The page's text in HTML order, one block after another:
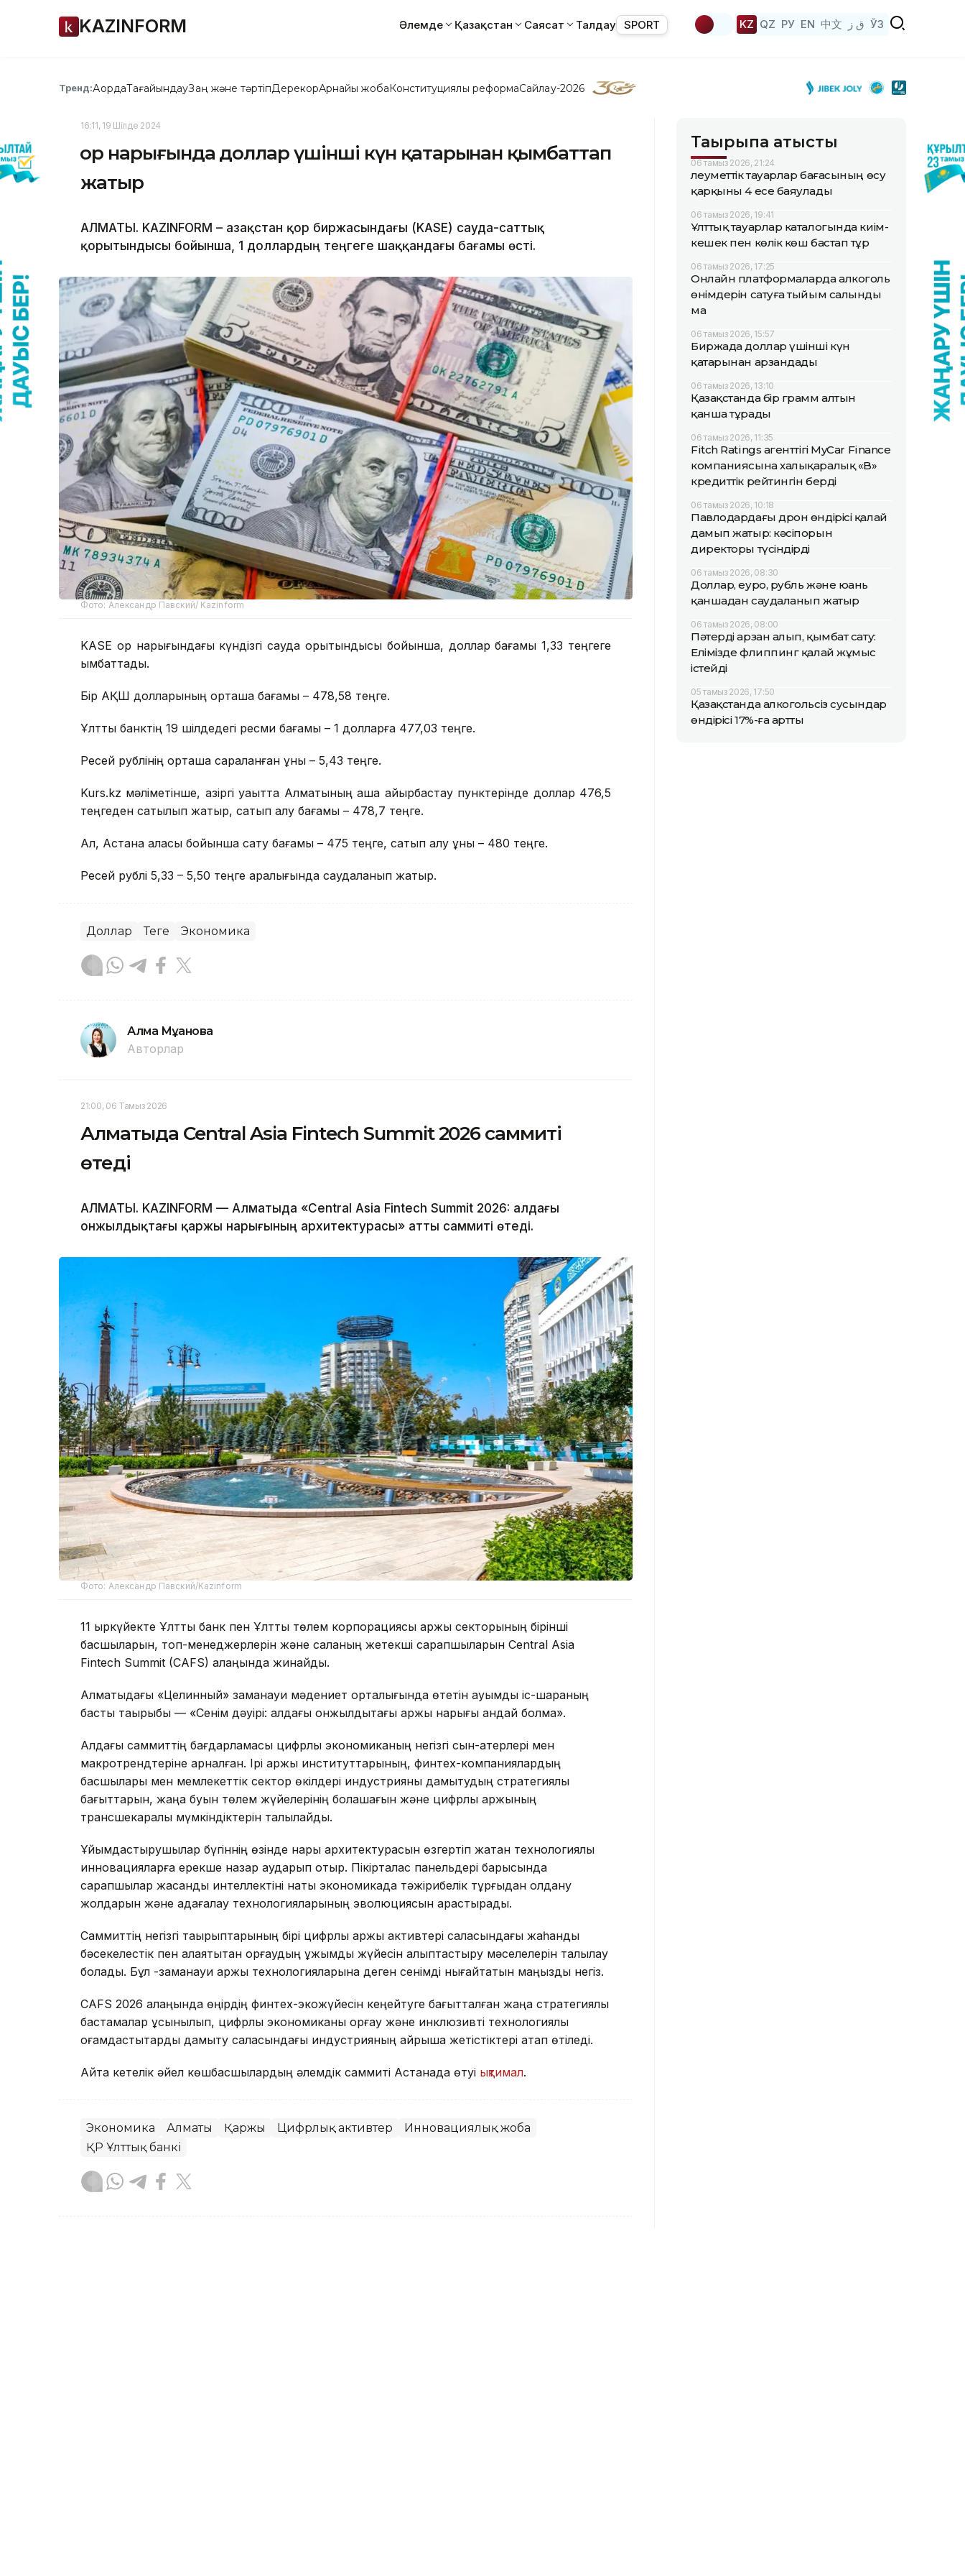
KAZINFORM Әлемде Қазақстан Саясат Талдау SPORT KZ QZ РУ EN 中文 ق ز ЎЗ
Тренд:АқордаТағайындауЗаң және тәртіпДерекқорАрнайы жобаКонституциялық реформаСайлау-2026
16:11, 19 Шілде 2024
Қор нарығында доллар үшінші күн қатарынан қымбаттап
жатыр
АЛМАТЫ. KAZINFORM – Қазақстан қор биржасындағы (KASE) сауда-саттық
қорытындысы бойынша, 1 доллардың теңгеге шаққандағы бағамы өсті.
Фото: Александр Павский/ Kazinform
KASE қор нарығындағы күндізгі сауда қорытындысы бойынша, доллар бағамы 1,33 теңгеге
қымбаттады.
Бір АҚШ долларының орташа бағамы – 478,58 теңге.
Ұлттық банктің 19 шілдедегі ресми бағамы – 1 долларға 477,03 теңге.
Ресей рублінің орташа сараланған құны – 5,43 теңге.
Kurs.kz мәліметінше, қазіргі уақытта Алматының ақша айырбастау пунктерінде доллар 476,5
теңгеден сатылып жатыр, сатып алу бағамы – 478,7 теңге.
Ал, Астана қаласы бойынша сату бағамы – 475 теңге, сатып алу құны – 480 теңге.
Ресей рублі 5,33 – 5,50 теңге аралығында саудаланып жатыр.
Доллар Теңге Экономика
Алма Мұқанова
Авторлар
21:00, 06 Тамыз 2026
Алматыда Central Asia Fintech Summit 2026 саммиті
өтеді
АЛМАТЫ. KAZINFORM — Алматыда «Central Asia Fintech Summit 2026: алдағы
онжылдықтағы қаржы нарығының архитектурасы» атты саммиті өтеді.
Фото: Александр Павский/Kazinform
11 қыркүйекте Ұлттық банк пен Ұлттық төлем корпорациясы қаржы секторының бірінші
басшыларын, топ-менеджерлерін және саланың жетекші сарапшыларын Central Asia
Fintech Summit (CAFS) алаңында жинайды.
Алматыдағы «Целинный» заманауи мәдениет орталығында өтетін ауқымды іс-шараның
басты тақырыбы — «Сенім дәуірі: алдағы онжылдықтағы қаржы нарығы қандай болмақ».
Алдағы саммиттің бағдарламасы цифрлық экономиканың негізгі сын-қатерлері мен
макротрендтеріне арналған. Ірі қаржы институттарының, финтех-компаниялардың
басшылары мен мемлекеттік сектор өкілдері индустрияны дамытудың стратегиялық
бағыттарын, жаңа буын төлем жүйелерінің болашағын және цифрлық қаржының
трансшекаралық мүмкіндіктерін талқылайды.
Ұйымдастырушылар бүгіннің өзінде нарық архитектурасын өзгертіп жатқан технологиялық
инновацияларға ерекше назар аударып отыр. Пікірталас панельдері барысында
сарапшылар жасанды интеллектіні нақты экономикада тәжірибелік тұрғыдан қолдану
жолдарын және қадағалау технологияларының эволюциясын қарастырады.
Саммиттің негізгі тақырыптарының бірі цифрлық қаржы активтері саласындағы жаһандық
бәсекелестік пен алаяқтықтан қорғаудың ұжымдық жүйесін қалыптастыру мәселелерін талқылау
болады. Бұл -заманауи қаржы технологияларына деген сенімді нығайтатын маңызды негіз.
CAFS 2026 алаңында өңірдің финтех-экожүйесін кеңейтуге бағытталған жаңа стратегиялық
бастамалар ұсынылып, цифрлық экономиканы қорғау және инклюзивті технологиялық
қоғамдастықтарды дамыту саласындағы индустрияның айрықша жетістіктері атап өтіледі.
Айта кетелік әйел көшбасшылардың әлемдік саммиті Астанада өтуі ықтимал.
Экономика Алматы Қаржы Цифрлық активтер
Инновациялық жоба
ҚР Ұлттық банкі
Тақырыпқа қатысты
06 тамыз 2026, 21:24
Әлеуметтік тауарлар бағасының өсу
қарқыны 4 есе баяулады
06 тамыз 2026, 19:41
Ұлттық тауарлар каталогында киім-
кешек пен көлік көш бастап тұр
06 тамыз 2026, 17:25
Онлайн платформаларда алкоголь
өнімдерін сатуға тыйым салынды
ма
06 тамыз 2026, 15:57
Биржада доллар үшінші күн
қатарынан арзандады
06 тамыз 2026, 13:10
Қазақстанда бір грамм алтын
қанша тұрады
06 тамыз 2026, 11:35
Fitch Ratings агенттігі MyCar Finance
компаниясына халықаралық «B»
кредиттік рейтингін берді
06 тамыз 2026, 10:18
Павлодардағы дрон өндірісі қалай
дамып жатыр: кәсіпорын
директоры түсіндірді
06 тамыз 2026, 08:30
Доллар, еуро, рубль және юань
қаншадан саудаланып жатыр
06 тамыз 2026, 08:00
Пәтерді арзан алып, қымбат сату:
Елімізде флиппинг қалай жұмыс
істейді
05 тамыз 2026, 17:50
Қазақстанда алкогольсіз сусындар
өндірісі 17%-ға артты